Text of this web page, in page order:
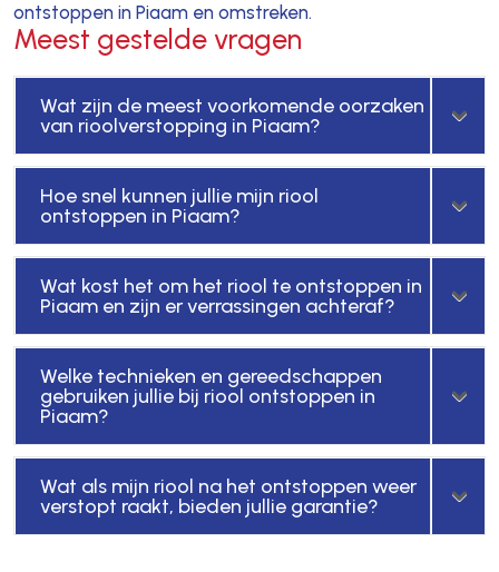
ontstoppen in Piaam en omstreken.
Meest gestelde vragen
Wat zijn de meest voorkomende oorzaken
van rioolverstopping in Piaam?
Hoe snel kunnen jullie mijn riool
ontstoppen in Piaam?
Wat kost het om het riool te ontstoppen in
Piaam en zijn er verrassingen achteraf?
Welke technieken en gereedschappen
gebruiken jullie bij riool ontstoppen in
Piaam?
Wat als mijn riool na het ontstoppen weer
verstopt raakt, bieden jullie garantie?